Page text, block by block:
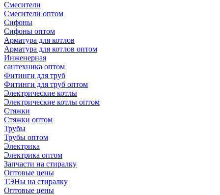
Смесители
Смесители оптом
Сифоны
Сифоны оптом
Арматура для котлов
Арматура для котлов оптом
Инженерная
сантехника оптом
Фитинги для труб
Фитинги для труб оптом
Электрические котлы
Электрические котлы оптом
Стяжки
Стяжки оптом
Трубы
Трубы оптом
Электрика
Электрика оптом
Запчасти на стиралку
Оптовые цены
ТЭНы на стиралку
Оптовые цены